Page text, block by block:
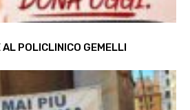
POLICLINICO GEMELLI